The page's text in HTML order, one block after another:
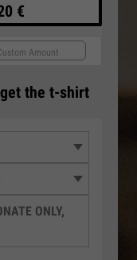
€
the t-shirt
ONLY,